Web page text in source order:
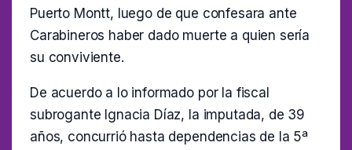
Puerto Montt, luego de que confesara ante
Carabineros haber dado muerte a quien sería
su conviviente.
De acuerdo a lo informado por la fiscal
subrogante Ignacia Díaz, la imputada, de 39
años, concurrió hasta dependencias de la 5ª